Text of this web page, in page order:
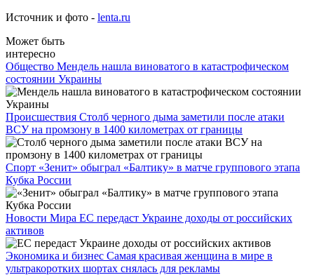
Источник и фото - lenta.ru
Может быть
интересно
Общество Мендель нашла виноватого в катастрофическом
состоянии Украины
Происшествия Столб черного дыма заметили после атаки
ВСУ на промзону в 1400 километрах от границы
Спорт «Зенит» обыграл «Балтику» в матче группового этапа
Кубка России
Новости Мира ЕС передаст Украине доходы от российских
активов
Экономика и бизнес Самая красивая женщина в мире в
ультракоротких шортах снялась для рекламы